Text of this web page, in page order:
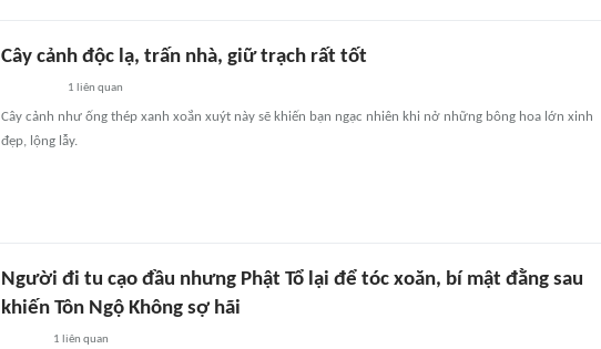
Cây cảnh độc lạ, trấn nhà, giữ trạch rất tốt
1 liên quan
Cây cảnh như ống thép xanh xoắn xuýt này sẽ khiến bạn ngạc nhiên khi nở những bông hoa lớn xinh
đẹp, lộng lẫy.
Người đi tu cạo đầu nhưng Phật Tổ lại để tóc xoăn, bí mật đằng sau
khiến Tôn Ngộ Không sợ hãi
1 liên quan